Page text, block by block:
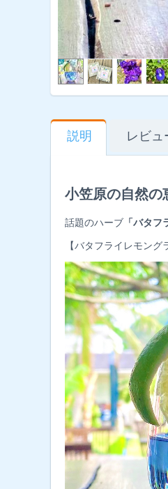
説明 レビュ
小笠原の自然
話題のハーブ 「バタフ
【バタフライレモング